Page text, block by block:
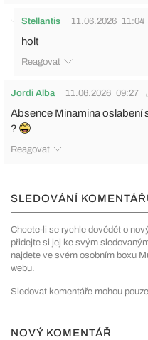
Stellantis 11.06.2026 11:04
holt
Reagovat
Jordi Alba 11.06.2026 09:27
Absence Minamina oslabení
?
Reagovat
SLEDOVÁNÍ
Chcete-li se rychle dovědět o
přidejte si jej ke svým
najdete ve svém osobním boxu
webu.
Sledovat komentáře mohou
NOVÝ KOMENTÁŘ